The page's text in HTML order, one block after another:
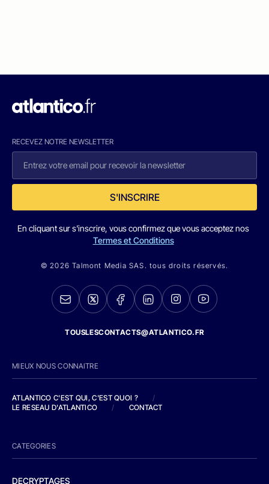
RECEVEZ NOTRE NEWSLETTER
S'INSCRIRE
En cliquant sur s'inscrire, vous confirmez que vous acceptez nos
Termes et Conditions
© 2026 Talmont Media SAS. tous droits réservés.
TOUSLESCONTACTS@ATLANTICO.FR
MIEUX NOUS CONNAITRE
ATLANTICO C'EST QUI, C'EST QUOI ?
/
LE RESEAU D'ATLANTICO
/ CONTACT
CATEGORIES
DECRYPTAGES